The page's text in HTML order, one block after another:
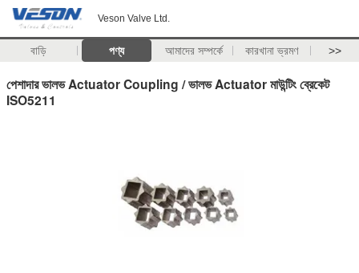
Veson Valve Ltd.
বাড়ি পণ্য আমাদের সম্পর্কে কারখানা ভ্রমণ >>
পেশাদার ভালভ Actuator Coupling / ভালভ Actuator মাউন্টিং ব্রেকেট
ISO5211